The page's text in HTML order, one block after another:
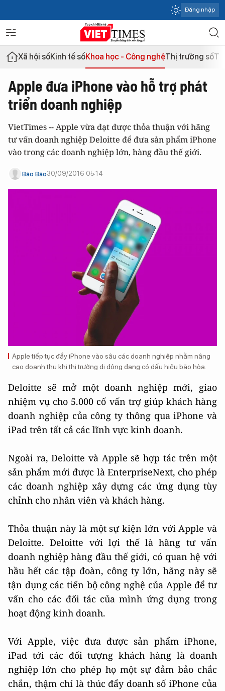
Đăng nhập
Xã hội sốKinh tế sốKhoa học - Công nghệThị trường số
Apple đưa iPhone vào hỗ trợ phát
triển doanh nghiệp
VietTimes -- Apple vừa đạt được thỏa thuận với hãng
tư vấn doanh nghiệp Deloitte để đưa sản phẩm iPhone
vào trong các doanh nghiệp lớn, hàng đầu thế giới.
Bảo Bảo30/09/2016 05:14
Apple tiếp tục đẩy iPhone vào sâu các doanh nghiệp nhằm nâng
cao doanh thu khi thị trường di động đang có dấu hiệu bão hòa.
Deloitte sẽ mở một doanh nghiệp mới, giao
nhiệm vụ cho 5.000 cố vấn trợ giúp khách hàng
doanh nghiệp của công ty thông qua iPhone và
iPad trên tất cả các lĩnh vực kinh doanh.
Ngoài ra, Deloitte và Apple sẽ hợp tác trên một
sản phẩm mới được là EnterpriseNext, cho phép
các doanh nghiệp xây dựng các ứng dụng tùy
chỉnh cho nhân viên và khách hàng.
Thỏa thuận này là một sự kiện lớn với Apple và
Deloitte. Deloitte với lợi thế là hãng tư vấn
doanh nghiệp hàng đầu thế giới, có quan hệ với
hầu hết các tập đoàn, công ty lớn, hãng này sẽ
tận dụng các tiến bộ công nghệ của Apple để tư
vấn cho các đối tác của mình ứng dụng trong
hoạt động kinh doanh.
Với Apple, việc đưa được sản phẩm iPhone,
iPad tới các đối tượng khách hàng là doanh
nghiệp lớn cho phép họ một sự đảm bảo chắc
chắn, thậm chí là thúc đẩy doanh số iPhone của